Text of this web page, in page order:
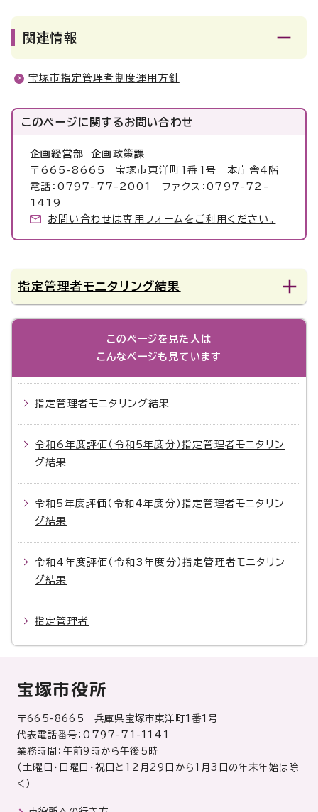
関連情報
宝塚市指定管理者制度運用方針
このページに関するお問い合わせ
企画経営部 企画政策課
〒665-8665 宝塚市東洋町1番1号 本庁舎4階
電話：0797-77-2001 ファクス：0797-72-
1419
お問い合わせは専用フォームをご利用ください。
指定管理者モニタリング結果
このページを見た人は
こんなページも見ています
指定管理者モニタリング結果
令和6年度評価（令和5年度分）指定管理者モニタリン
グ結果
令和5年度評価（令和4年度分）指定管理者モニタリン
グ結果
令和4年度評価（令和3年度分）指定管理者モニタリン
グ結果
指定管理者
宝塚市役所
〒665-8665 兵庫県宝塚市東洋町1番1号
代表電話番号：0797-71-1141
業務時間：午前9時から午後5時
（土曜日・日曜日・祝日と12月29日から1月3日の年末年始は除
く）